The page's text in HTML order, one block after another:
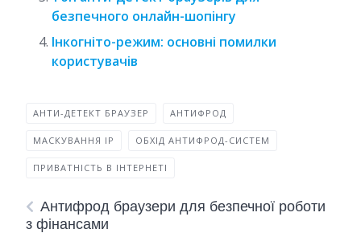
безпечного онлайн-шопінгу
Інкогніто-режим: основні помилки
користувачів
АНТИ-ДЕТЕКТ БРАУЗЕР АНТИФРОД
МАСКУВАННЯ IP ОБХІД АНТИФРОД-СИСТЕМ
ПРИВАТНІСТЬ В ІНТЕРНЕТІ
Антифрод браузери для безпечної роботи
з фінансами